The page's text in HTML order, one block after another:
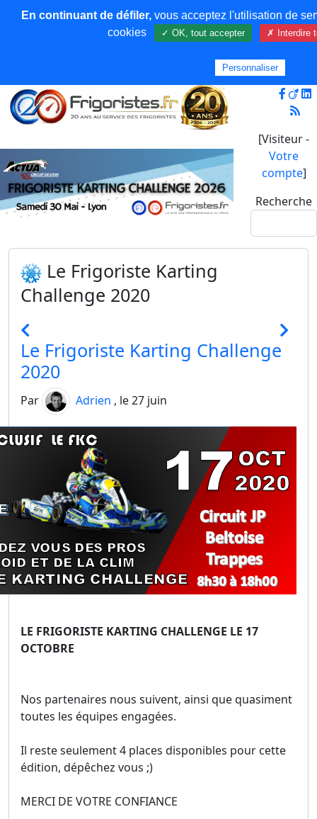
[Visiteur -
Votre
compte]
Recherche
Le Frigoriste Karting
Challenge 2020
Le Frigoriste Karting Challenge
2020
Par Adrien , le 27 juin
LE FRIGORISTE KARTING CHALLENGE LE 17
OCTOBRE
Nos partenaires nous suivent, ainsi que quasiment
toutes les équipes engagées.
Il reste seulement 4 places disponibles pour cette
édition, dépêchez vous ;)
MERCI DE VOTRE CONFIANCE
En continuant de défiler, vous acceptez l'utilisation de
cookies
✓ OK, tout accepter ✗ Interdire
Personnaliser